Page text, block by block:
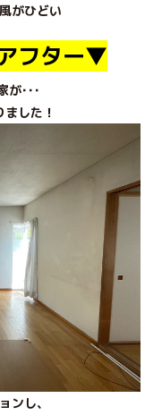
がひどい
フター▼
が･･･
した！
ンし、